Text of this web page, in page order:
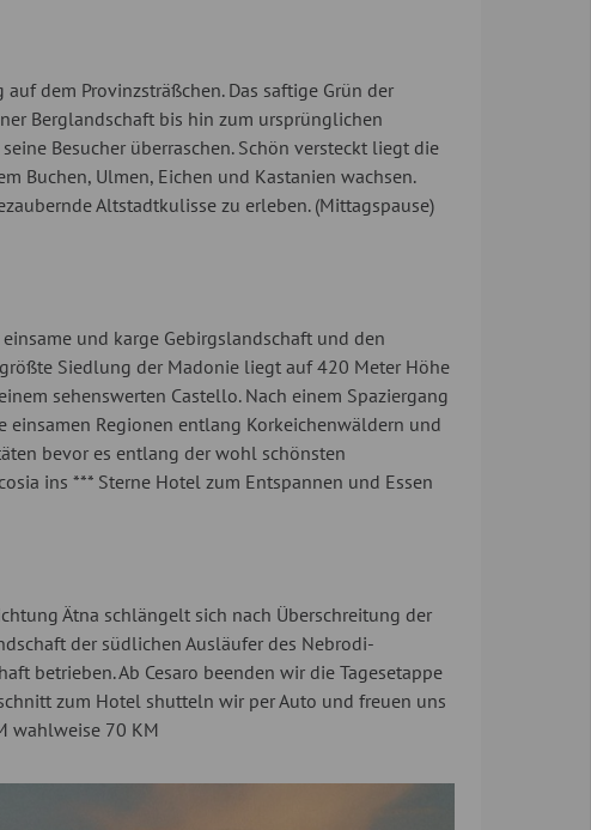
dem Provinzsträßchen. Das saftige Grün der
Berglandschaft bis hin zum ursprünglichen
Besucher überraschen. Schön versteckt liegt die
Buchen, Ulmen, Eichen und Kastanien wachsen.
Altstadtkulisse zu erleben. (Mittagspause)
und karge Gebirgslandschaft und den
Siedlung der Madonie liegt auf 420 Meter Höhe
sehenswerten Castello. Nach einem Spaziergang
einsamen Regionen entlang Korkeichenwäldern und
bevor es entlang der wohl schönsten
ins *** Sterne Hotel zum Entspannen und Essen
Ätna schlängelt sich nach Überschreitung der
der südlichen Ausläufer des Nebrodi-
betrieben. Ab Cesaro beenden wir die Tagesetappe
zum Hotel shutteln wir per Auto und freuen uns
wahlweise 70 KM